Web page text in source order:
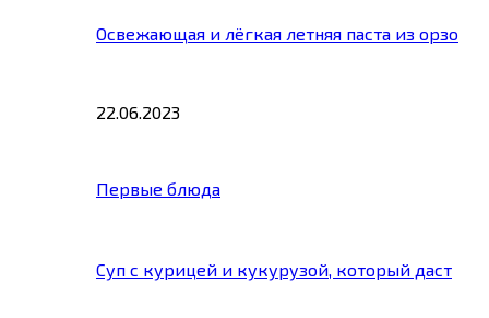
Освежающая и лёгкая летняя паста из орзо
22.06.2023
Первые блюда
Суп с курицей и кукурузой, который даст